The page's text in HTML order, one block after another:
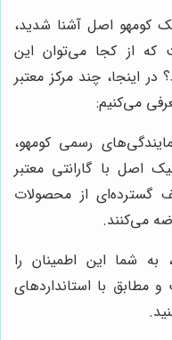
کومهو اصل آشنا شدید،
از کجا می‌توان این
اینجا، چند مرکز معتبر
می‌کنیم:
رسمی کومهو،
اصل با گارانتی معتبر
گسترده‌ای از محصولات
می‌کنند.
به شما این اطمینان را
با استانداردهای